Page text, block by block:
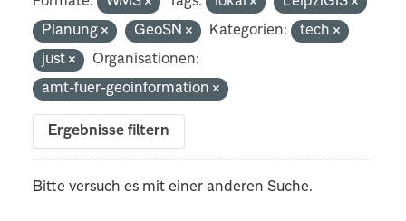
Planung
GeoSN Kategorien:
tech
just
Organisationen:
amt-fuer-geoinformation
Ergebnisse filtern
Bitte versuch es mit einer anderen Suche.